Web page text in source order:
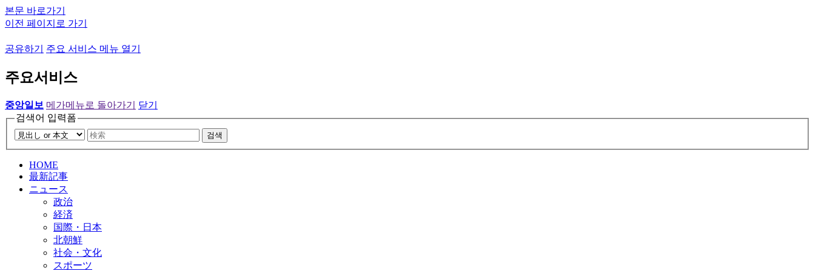
본문 바로가기
이전 페이지로 가기
공유하기 주요 서비스 메뉴 열기
주요서비스
중앙일보 메가메뉴로 돌아가기
닫기
검색어 입력폼
검색
HOME
最新記事
ニュース
政治
経済
国際・日本
北朝鮮
社会・文化
スポーツ